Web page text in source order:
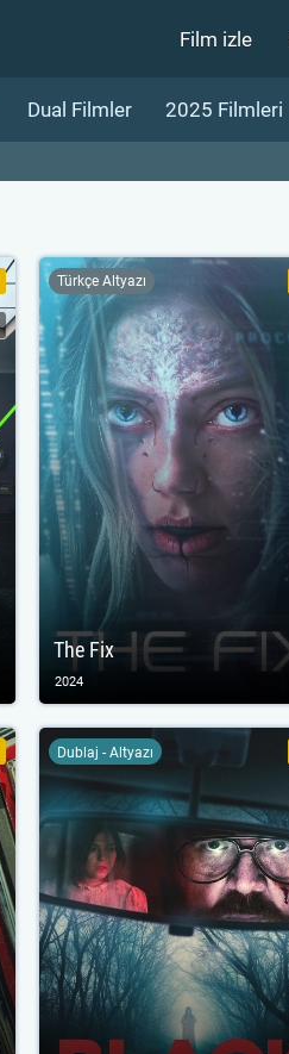
Film izle
Dual Filmler 2025 Filmleri
The Fix
Türkçe Altyazı
2024
Dublaj - Altyazı